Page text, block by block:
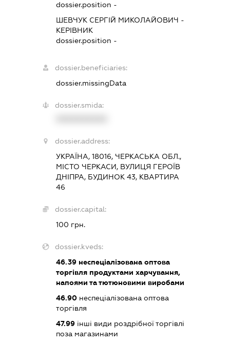
dossier.position -
ШЕВЧУК СЕРГІЙ МИКОЛАЙОВИЧ -
КЕРІВНИК
dossier.position -
dossier.beneficiaries:
dossier.missingData
dossier.smida:
dossier.address:
УКРАЇНА, 18016, ЧЕРКАСЬКА ОБЛ.,
МІСТО ЧЕРКАСИ, ВУЛИЦЯ ГЕРОЇВ
ДНІПРА, БУДИНОК 43, КВАРТИРА
46
dossier.capital:
100 грн.
dossier.kveds:
46.39 неспеціалізована оптова
торгівля продуктами харчування,
напоями та тютюновими виробами
46.90 неспеціалізована оптова
торгівля
47.99 інші види роздрібної торгівлі
поза магазинами